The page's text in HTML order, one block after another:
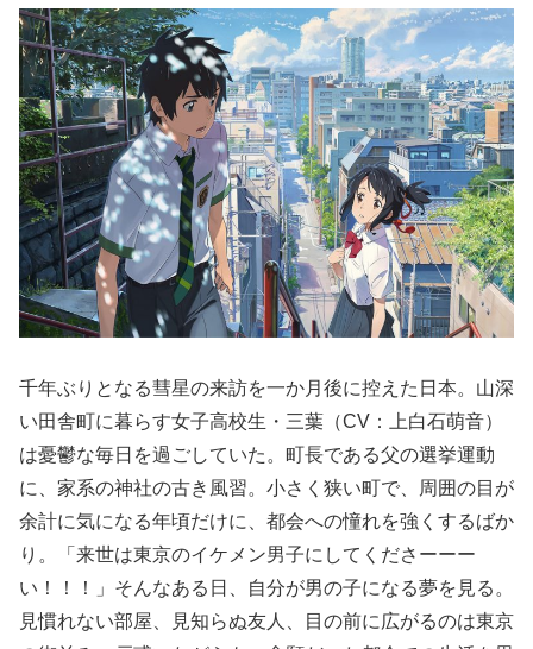
千年ぶりとなる彗星の来訪を一か月後に控えた日本。山深
い田舎町に暮らす女子高校生・三葉（CV：上白石萌音）
は憂鬱な毎日を過ごしていた。町長である父の選挙運動
に、家系の神社の古き風習。小さく狭い町で、周囲の目が
余計に気になる年頃だけに、都会への憧れを強くするばか
り。「来世は東京のイケメン男子にしてくださーーー
い！！！」そんなある日、自分が男の子になる夢を見る。
見慣れない部屋、見知らぬ友人、目の前に広がるのは東京